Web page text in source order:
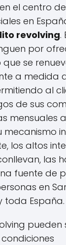
el centro
en
revolving.
por
se
a medida
al
de sus
mensuales
mecanismo
los altos
las
fuente de
en
toda España.
pueden